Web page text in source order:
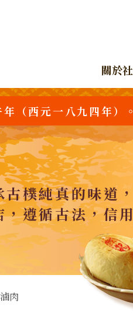
關於
（西元一八九四年）。
樸純真的味道，
，遵循古法，信
肉